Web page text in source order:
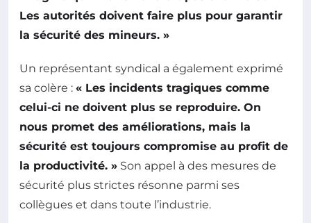
Les autorités doivent faire plus pour garantir
la sécurité des mineurs. »
Un représentant syndical a également exprimé
sa colère : « Les incidents tragiques comme
celui-ci ne doivent plus se reproduire. On
nous promet des améliorations, mais la
sécurité est toujours compromise au profit de
la productivité. » Son appel à des mesures de
sécurité plus strictes résonne parmi ses
collègues et dans toute l’industrie.